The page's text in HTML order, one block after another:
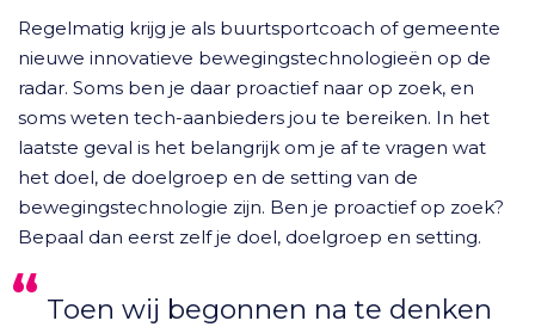
Regelmatig krijg je als buurtsportcoach of gemeente
nieuwe innovatieve bewegingstechnologieën op de
radar. Soms ben je daar proactief naar op zoek, en
soms weten tech-aanbieders jou te bereiken. In het
laatste geval is het belangrijk om je af te vragen wat
het doel, de doelgroep en de setting van de
bewegingstechnologie zijn. Ben je proactief op zoek?
Bepaal dan eerst zelf je doel, doelgroep en setting.
Toen wij begonnen na te denken